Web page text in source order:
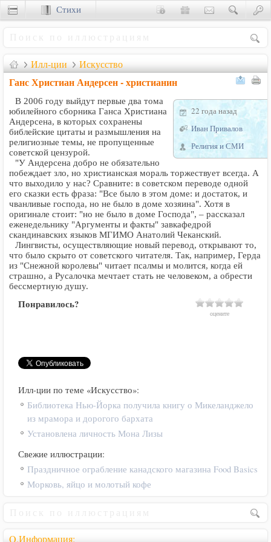
Илл-ции Искусство
Ганс Христиан Андерсен - христианин
22 года назад
Иван Привалов
Религия и СМИ
В 2006 году выйдут первые два тома
юбилейного сборника Ганса Христиана
Андерсена, в которых сохранены
библейские цитаты и размышления на
религиозные темы, не пропущенные
советской цензурой.
"У Андерсена добро не обязательно
побеждает зло, но христианская мораль торжествует всегда. А
что выходило у нас? Сравните: в советском переводе одной
его сказки есть фраза: "Все было в этом доме: и достаток, и
чванливые господа, но не было в доме хозяина". Хотя в
оригинале стоит: "но не было в доме Господа", – рассказал
еженедельнику "Аргументы и факты" завкафедрой
скандинавских языков МГИМО Анатолий Чеканский.
Лингвисты, осуществляющие новый перевод, открывают то,
что было скрыто от советского читателя. Так, например, Герда
из "Снежной королевы" читает псалмы и молится, когда ей
страшно, а Русалочка мечтает стать не человеком, а обрести
бессмертную душу.
Понравилось?
оцените
Илл-ции по теме «Искусство»:
Библиотека Нью-Йорка получила книгу о Микеланджело
из мрамора и дорогого бархата
Установлена личность Мона Лизы
Свежие иллюстрации:
Праздничное ограбление канадского магазина Food Basics
Морковь, яйцо и молотый кофе
Q.Информация:
Стихи